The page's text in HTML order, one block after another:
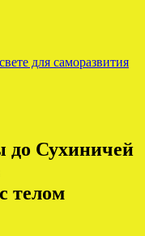
для саморазвития
до Сухиничей
телом